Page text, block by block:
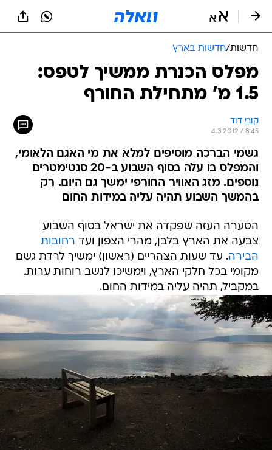
חדשות/חדשות בארץ
מפלס הכנרת ממשיך לטפס:
1.5 מ' מתחילת החורף
קובי דוד
4.3.2012 / 8:45
גשמי הברכה מוסיפים למלא את מי האגם הלאומי,
והמפלס בו עלה בסוף השבוע ב-20 סנטימטרים
נוספים. מזג האוויר החורפי ימשך גם היום. רק
בהמשך השבוע תהיה עליה במידות החום
הסערה העזה שפקדה את ישראל בסוף השבוע
צבעה את הארץ בלבן, מהרי הצפון ועד רחובות
הבירה. עד שעות הצהריים (ראשון) ימשיך לרדת גשם
מקומי בכל חלקי הארץ, וימשיכו לנשב רוחות ערות.
במקביל, תהיה עליה במידות החום.